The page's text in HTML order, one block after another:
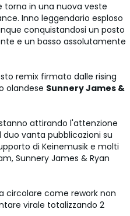
torna in una nuova veste
Inno leggendario esploso
conquistandosi un posto
e un basso assolutamente
remix firmato dalle rising
olandese Sunnery James &
attirando l'attenzione
vanta pubblicazioni su
di Keinemusik e molti
Sunnery James & Ryan
circolare come rework non
virale totalizzando 2